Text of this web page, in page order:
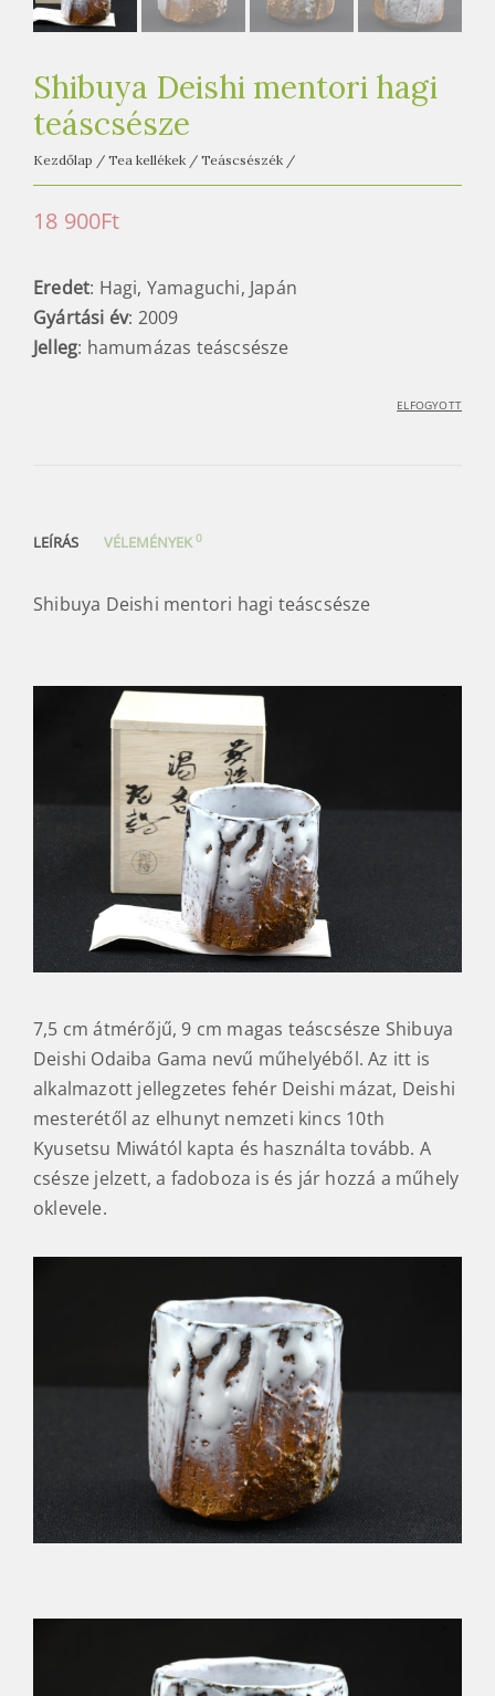
t
a
h
á
z
Shibuya Deishi mentori hagi
teáscsésze
Kezdőlap / Tea kellékek / Teáscsészék /
18 900Ft
Eredet: Hagi, Yamaguchi, Japán
Gyártási év: 2009
Jelleg: hamumázas teáscsésze
ELFOGYOTT
LEÍRÁS VÉLEMÉNYEK0
Shibuya Deishi mentori hagi teáscsésze
7,5 cm átmérőjű, 9 cm magas teáscsésze Shibuya
Deishi Odaiba Gama nevű műhelyéből. Az itt is
alkalmazott jellegzetes fehér Deishi mázat, Deishi
mesterétől az elhunyt nemzeti kincs 10th
Kyusetsu Miwától kapta és használta tovább. A
csésze jelzett, a fadoboza is és jár hozzá a műhely
oklevele.